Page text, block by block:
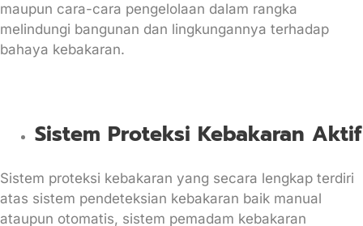
maupun cara-cara pengelolaan dalam rangka
melindungi bangunan dan lingkungannya terhadap
bahaya kebakaran.
Sistem Proteksi Kebakaran Aktif
Sistem proteksi kebakaran yang secara lengkap terdiri
atas sistem pendeteksian kebakaran baik manual
ataupun otomatis, sistem pemadam kebakaran